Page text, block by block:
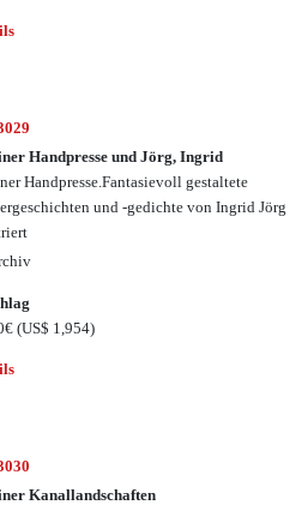
Handpresse und Jörg, Ingrid
Handpresse.Fantasievoll gestaltete
und -gedichte von Ingrid Jörg
(US$ 1,954)
Kanallandschaften